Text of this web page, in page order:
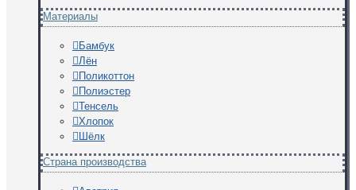
Материалы
Бамбук
Лён
Поликоттон
Полиэстер
Тенсель
Хлопок
Шёлк
Страна производства